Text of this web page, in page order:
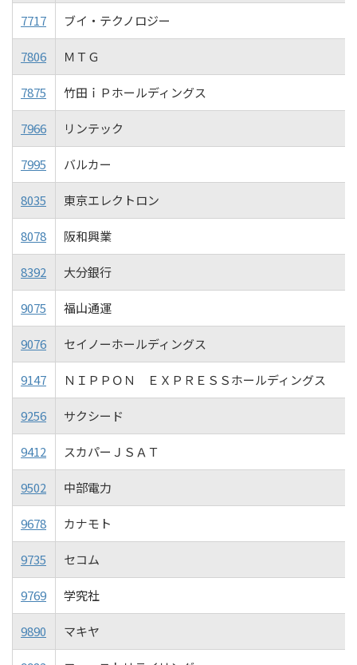
7717 ブイ・テクノロジー
7806 ＭＴＧ
7875 竹田ｉＰホールディングス
7966 リンテック
7995 バルカー
8035 東京エレクトロン
8078 阪和興業
8392 大分銀行
9075 福山通運
9076 セイノーホールディングス
9147 ＮＩＰＰＯＮ ＥＸＰＲＥＳＳホールディングス
9256 サクシード
9412 スカパーＪＳＡＴ
9502 中部電力
9678 カナモト
9735 セコム
9769 学究社
9890 マキヤ